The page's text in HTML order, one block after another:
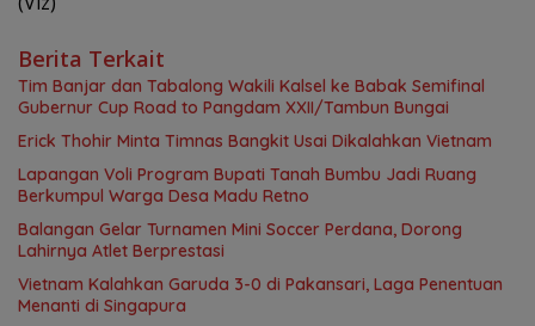
Berita Terkait
Tim Banjar dan Tabalong Wakili Kalsel ke Babak Semifinal
Gubernur Cup Road to Pangdam XXII/Tambun Bungai
Erick Thohir Minta Timnas Bangkit Usai Dikalahkan Vietnam
Lapangan Voli Program Bupati Tanah Bumbu Jadi Ruang
Berkumpul Warga Desa Madu Retno
Balangan Gelar Turnamen Mini Soccer Perdana, Dorong
Lahirnya Atlet Berprestasi
Vietnam Kalahkan Garuda 3-0 di Pakansari, Laga Penentuan
Menanti di Singapura